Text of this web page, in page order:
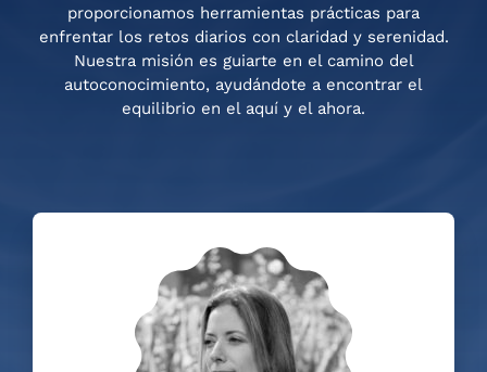
proporcionamos herramientas prácticas para
enfrentar los retos diarios con claridad y serenidad.
Nuestra misión es guiarte en el camino del
autoconocimiento, ayudándote a encontrar el
equilibrio en el aquí y el ahora.